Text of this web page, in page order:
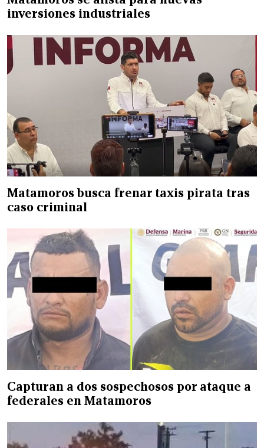
inversiones industriales
Matamoros busca frenar taxis pirata tras
caso criminal
Capturan a dos sospechosos por ataque a
federales en Matamoros